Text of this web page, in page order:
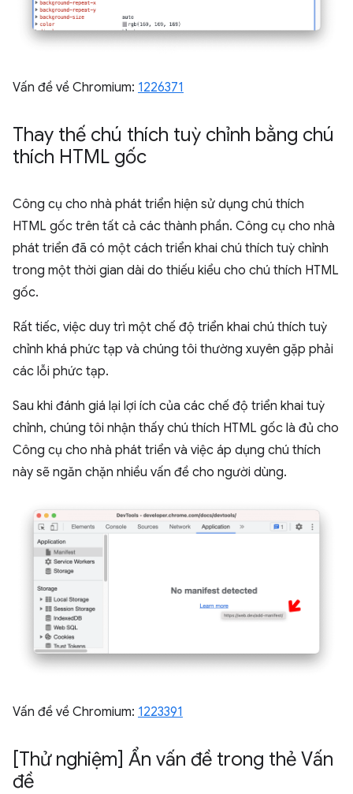
Vấn đề về Chromium: 1226371
Thay thế chú thích tuỳ chỉnh bằng chú
thích HTML gốc
Công cụ cho nhà phát triển hiện sử dụng chú thích
HTML gốc trên tất cả các thành phần. Công cụ cho nhà
phát triển đã có một cách triển khai chú thích tuỳ chỉnh
trong một thời gian dài do thiếu kiểu cho chú thích HTML
gốc.
Rất tiếc, việc duy trì một chế độ triển khai chú thích tuỳ
chỉnh khá phức tạp và chúng tôi thường xuyên gặp phải
các lỗi phức tạp.
Sau khi đánh giá lại lợi ích của các chế độ triển khai tuỳ
chỉnh, chúng tôi nhận thấy chú thích HTML gốc là đủ cho
Công cụ cho nhà phát triển và việc áp dụng chú thích
này sẽ ngăn chặn nhiều vấn đề cho người dùng.
Vấn đề về Chromium: 1223391
[Thử nghiệm] Ẩn vấn đề trong thẻ Vấn
đề